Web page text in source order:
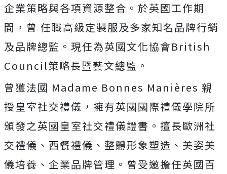
企業策略與各項資源整合。於英國工作期
間，曾 任職高級定製服及多家知名品牌行銷
及品牌總監。現任為英國文化協會British
Council策略長暨藝文總監。
曾獲法國 Madame Bonnes Manières 親
授皇室社交禮儀，擁有英國國際禮儀學院所
頒發之英國皇室社交禮儀證書。擅長歐洲社
交禮儀、西餐禮儀、整體形象塑造、美姿美
儀培養、企業品牌管理。曾受邀擔任英國百